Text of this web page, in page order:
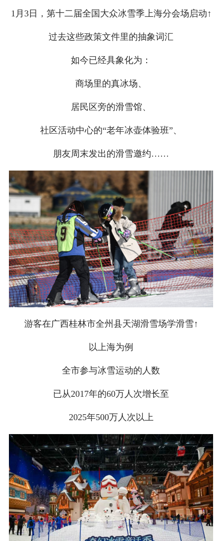
1月3日，第十二届全国大众冰雪季上海分会场启动↑
过去这些政策文件里的抽象词汇
如今已经具象化为：
商场里的真冰场、
居民区旁的滑雪馆、
社区活动中心的“老年冰壶体验班”、
朋友周末发出的滑雪邀约……
游客在广西桂林市全州县天湖滑雪场学滑雪↑
以上海为例
全市参与冰雪运动的人数
已从2017年的60万人次增长至
2025年500万人次以上